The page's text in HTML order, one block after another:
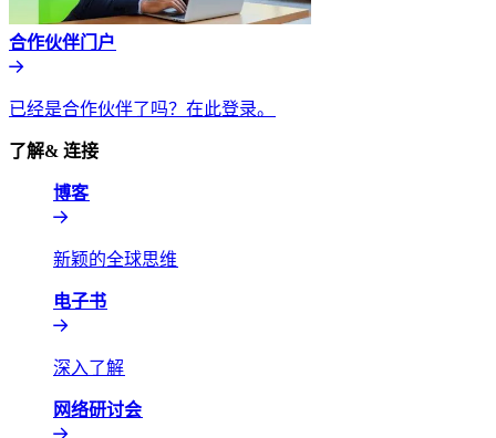
合作伙伴门户​​
已经是合作伙伴了吗？在此登录。​​
了解& 连接​​
博客​​
新颖的全球思维​​
电子书​​
深入了解​​
网络研讨会​​